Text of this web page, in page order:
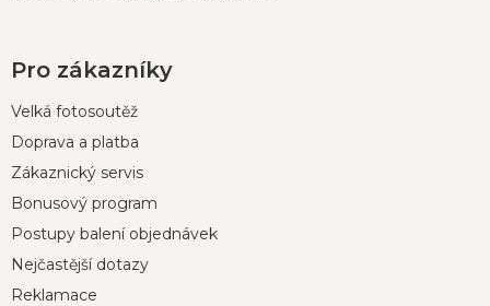
Pro zákazníky
Velká fotosoutěž
Doprava a platba
Zákaznický servis
Bonusový program
Postupy balení objednávek
Nejčastější dotazy
Reklamace